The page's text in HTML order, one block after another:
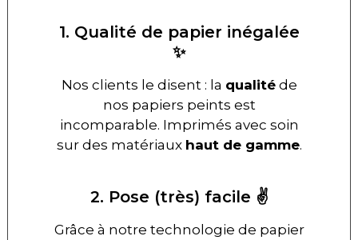
1. Qualité de papier inégalée
✨
Nos clients le disent : la qualitéde
nos papiers peints est
incomparable. Imprimés avec soin
sur des matériaux haut de gamme.
2. Pose (très) facile ✌️
Grâce à notre technologie de papier